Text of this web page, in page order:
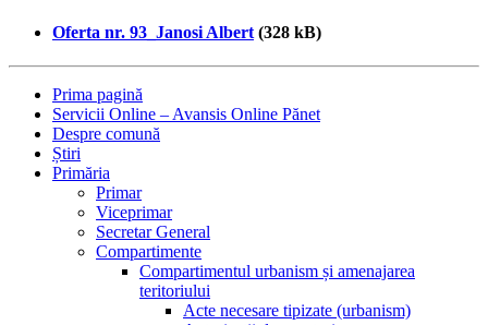
Oferta nr. 93_Janosi Albert (328 kB)
Prima pagină
Servicii Online – Avansis Online Pănet
Despre comună
Știri
Primăria
Primar
Viceprimar
Secretar General
Compartimente
Compartimentul urbanism și amenajarea
teritoriului
Acte necesare tipizate (urbanism)